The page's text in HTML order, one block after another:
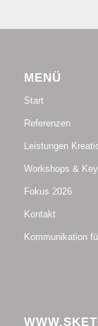
MENÜ
Start
Referenzen
Leistungen
Workshops &
Fokus 2026
Kontakt
Kommunikation